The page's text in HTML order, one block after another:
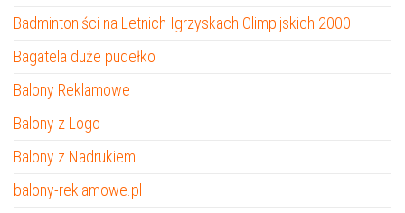
Badmintoniści na Letnich Igrzyskach Olimpijskich 2000
Bagatela duże pudełko
Balony Reklamowe
Balony z Logo
Balony z Nadrukiem
balony-reklamowe.pl